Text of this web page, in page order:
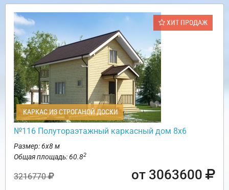
ХИТ ПРОДАЖ
КАРКАС ИЗ СТРОГАНОЙ ДОСКИ
№116 Полутораэтажный каркасный дом 8х6
Размер: 6х8 м
Общая площадь: 60.82
3216770 от 3063600